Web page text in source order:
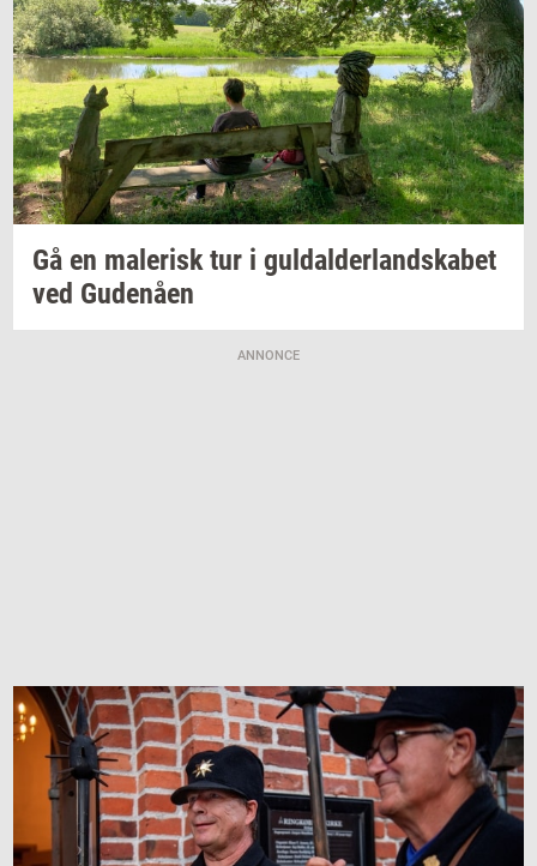
Gå en ma­le­risktur i gul­dal­der­land­ska­bet
ved Gu­denå­en
ANNONCE